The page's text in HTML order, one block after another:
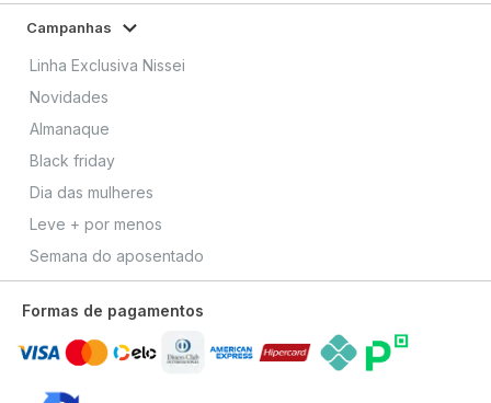
Campanhas
Linha Exclusiva Nissei
Novidades
Almanaque
Black friday
Dia das mulheres
Leve + por menos
Semana do aposentado
Formas de pagamentos